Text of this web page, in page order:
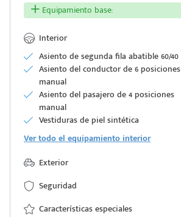
Equipamiento base:
Interior
Asiento de segunda fila abatible 60/40
Asiento del conductor de 6 posiciones
manual
Asiento del pasajero de 4 posiciones
manual
Vestiduras de piel sintética
Ver todo el equipamiento interior
Exterior
Seguridad
Características especiales